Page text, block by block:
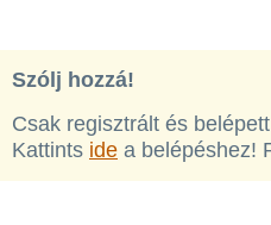
Szólj hozzá!
Csak regisztrált és
Kattints ide a belépéshez!